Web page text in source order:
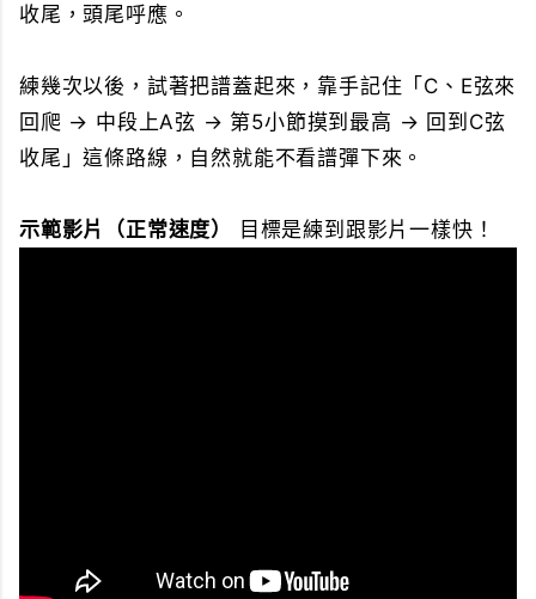
收尾，頭尾呼應。
練幾次以後，試著把譜蓋起來，靠手記住「C、E弦來
回爬 → 中段上A弦 → 第5小節摸到最高 → 回到C弦
收尾」這條路線，自然就能不看譜彈下來。
示範影片（正常速度） 目標是練到跟影片一樣快！